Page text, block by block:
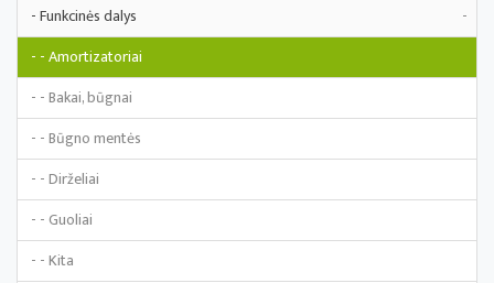
- Funkcinės dalys
-
- - Amortizatoriai
- - Bakai, būgnai
- - Būgno mentės
- - Dirželiai
- - Guoliai
- - Kita